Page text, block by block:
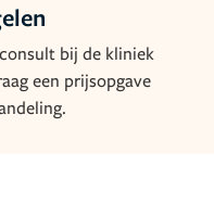
bij de kliniek
een prijsopgave